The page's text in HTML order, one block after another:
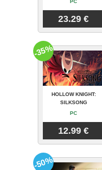
23.29 €
HOLLOW KNIGHT:
SILKSONG
PC
12.99 €
-35%
-50%